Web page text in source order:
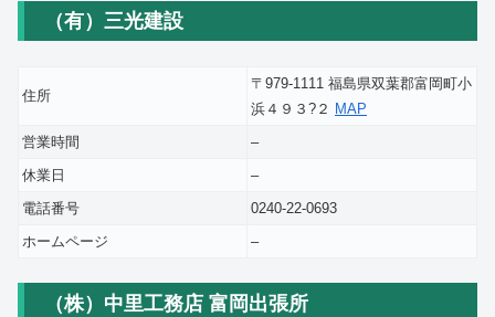
（有）三光建設
住所
〒979-1111 福島県双葉郡富岡町小
浜４９３?２ MAP
営業時間
–
休業日
–
電話番号
0240-22-0693
ホームページ
–
（株）中里工務店 富岡出張所